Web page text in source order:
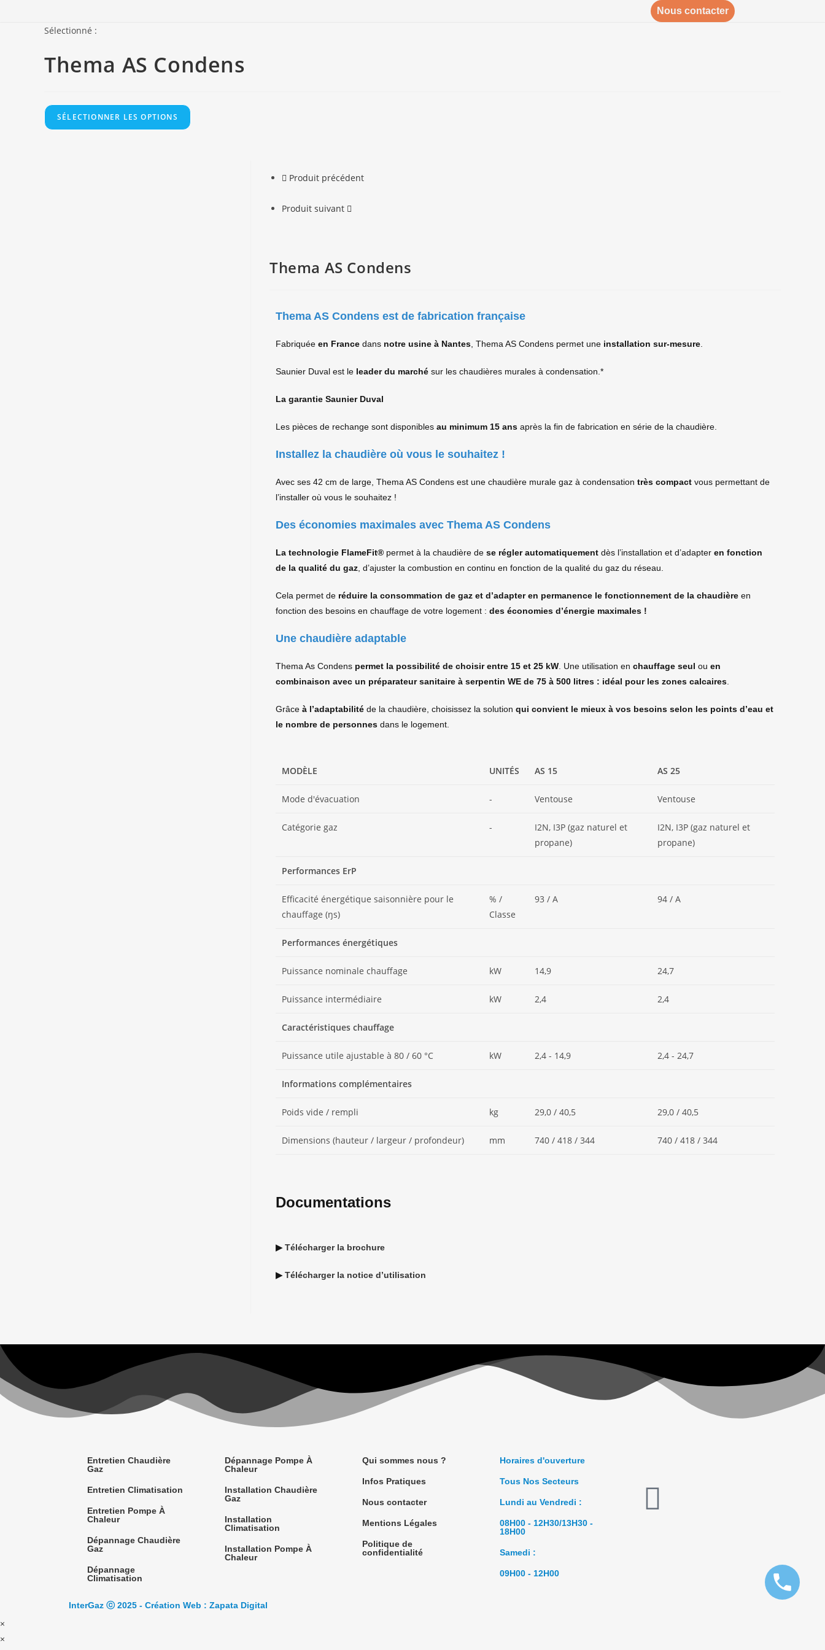
Nous contacter
Sélectionné :
Thema AS Condens
SÉLECTIONNER LES OPTIONS
Produit précédent
Produit suivant
Thema AS Condens
Thema AS Condens est de fabrication française
Fabriquée en France dans notre usine à Nantes , Thema AS Condens permet une installation sur-mesure
Saunier Duval est le leader du marché sur les chaudières murales à condensation.*
La garantie Saunier Duval
Les pièces de rechange sont disponibles au minimum 15 ans après la fin de fabrication en série de la chaudière.
Installez la chaudière où vous le souhaitez !
Avec ses 42 cm de large, Thema AS Condens est une chaudière murale gaz à condensation très compact vous permettant de
l’installer où vous le souhaitez !
Des économies maximales avec Thema AS Condens
La technologie FlameFit® permet à la chaudière de se régler automatiquement dès l’installation et d’adapter en fonction
de la qualité du gaz , d’ajuster la combustion en continu en fonction de la qualité du gaz du réseau.
Cela permet de réduire la consommation de gaz et d’adapter en permanence le fonctionnement de la chaudière en
fonction des besoins en chauffage de votre logement : des économies d’énergie maximales !
Une chaudière adaptable
Thema As Condens permet la possibilité de choisir entre 15 et 25 kW . Une utilisation en chauffage seul ou en
combinaison avec un préparateur sanitaire à serpentin WE de 75 à 500 litres : idéal pour les zones calcaires
Grâce à l’adaptabilité de la chaudière, choisissez la solution qui convient le mieux à vos besoins selon les points d’eau et
le nombre de personnes dans le logement.
MODÈLE UNITÉS AS 15 AS 25
Mode d'évacuation - Ventouse Ventouse
Catégorie gaz -
I2N, I3P (gaz naturel et
propane)
I2N, I3P (gaz naturel et
propane)
Performances ErP
Efficacité énergétique saisonnière pour le
chauffage (ŋs)
% /
Classe
93 / A 94 / A
Performances énergétiques
Puissance nominale chauffage kW 14,9 24,7
Puissance intermédiaire kW 2,4 2,4
Caractéristiques chauffage
Puissance utile ajustable à 80 / 60 °C kW 2,4 - 14,9 2,4 - 24,7
Informations complémentaires
Poids vide / rempli kg 29,0 / 40,5 29,0 / 40,5
Dimensions (hauteur / largeur / profondeur) mm 740 / 418 / 344 740 / 418 / 344
Documentations
▶Télécharger la brochure
▶Télécharger la notice d’utilisation
Entretien Chaudière
Gaz
Entretien Climatisation
Entretien Pompe À
Chaleur
Dépannage Chaudière
Gaz
Dépannage
Climatisation
Dépannage Pompe À
Chaleur
Installation Chaudière
Gaz
Installation
Climatisation
Installation Pompe À
Chaleur
Qui sommes nous ?
Infos Pratiques
Nous contacter
Mentions Légales
Politique de
confidentialité
Horaires d'ouverture
Tous Nos Secteurs
Lundi au Vendredi :
08H00 - 12H30/13H30 -
18H00
Samedi :
09H00 - 12H00
InterGaz ⓒ 2025 - Création Web : Zapata Digital
×
×